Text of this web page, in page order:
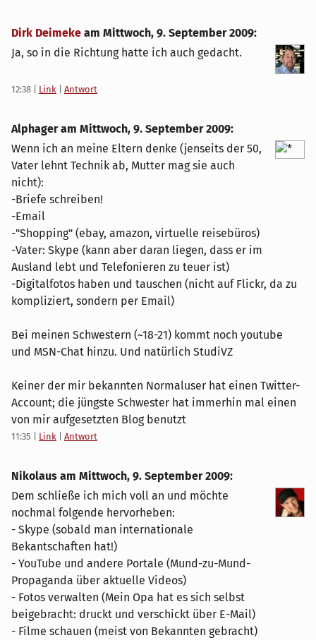
Dirk Deimeke am Mittwoch, 9. September 2009:
Ja, so in die Richtung hatte ich auch gedacht.
12:38 Link Antwort
Alphager am Mittwoch, 9. September 2009:
Wenn ich an meine Eltern denke (jenseits der 50,
Vater lehnt Technik ab, Mutter mag sie auch
nicht):
-Briefe schreiben!
-Email
-"Shopping" (ebay, amazon, virtuelle reisebüros)
-Vater: Skype (kann aber daran liegen, dass er im
Ausland lebt und Telefonieren zu teuer ist)
-Digitalfotos haben und tauschen (nicht auf Flickr, da zu
kompliziert, sondern per Email)
Bei meinen Schwestern (~18-21) kommt noch youtube
und MSN-Chat hinzu. Und natürlich StudiVZ
Keiner der mir bekannten Normaluser hat einen Twitter-
Account; die jüngste Schwester hat immerhin mal einen
von mir aufgesetzten Blog benutzt
11:35 Link Antwort
Nikolaus am Mittwoch, 9. September 2009:
Dem schließe ich mich voll an und möchte
nochmal folgende hervorheben:
- Skype (sobald man internationale
Bekantschaften hat!)
- YouTube und andere Portale (Mund-zu-Mund-
Propaganda über aktuelle Videos)
- Fotos verwalten (Mein Opa hat es sich selbst
beigebracht: druckt und verschickt über E-Mail)
- Filme schauen (meist von Bekannten gebracht)